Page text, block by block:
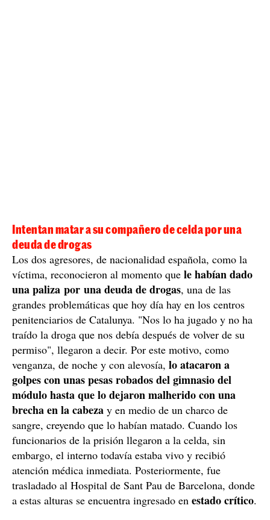
Intentan matar a su compañero de celda por una
deuda de drogas
Los dos agresores, de nacionalidad española, como la
víctima, reconocieron al momento que le habían dado
una paliza por una deuda de drogas, una de las
grandes problemáticas que hoy día hay en los centros
penitenciarios de Catalunya. "Nos lo ha jugado y no ha
traído la droga que nos debía después de volver de su
permiso", llegaron a decir. Por este motivo, como
venganza, de noche y con alevosía, lo atacaron a
golpes con unas pesas robados del gimnasio del
módulo hasta que lo dejaron malherido con una
brecha en la cabeza y en medio de un charco de
sangre, creyendo que lo habían matado. Cuando los
funcionarios de la prisión llegaron a la celda, sin
embargo, el interno todavía estaba vivo y recibió
atención médica inmediata. Posteriormente, fue
trasladado al Hospital de Sant Pau de Barcelona, donde
a estas alturas se encuentra ingresado en estado crítico.